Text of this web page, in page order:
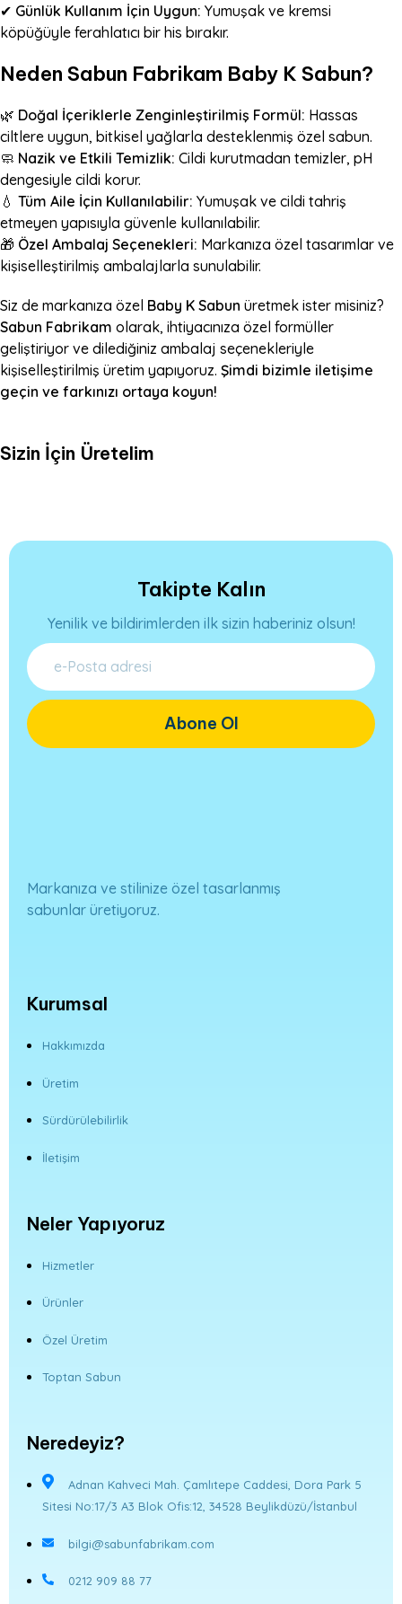
✔ Günlük Kullanım İçin Uygun: Yumuşak ve kremsi
köpüğüyle ferahlatıcı bir his bırakır.
Neden Sabun Fabrikam Baby K Sabun?
🌿 Doğal İçeriklerle Zenginleştirilmiş Formül: Hassas
ciltlere uygun, bitkisel yağlarla desteklenmiş özel sabun.
🧼 Nazik ve Etkili Temizlik: Cildi kurutmadan temizler, pH
dengesiyle cildi korur.
💧 Tüm Aile İçin Kullanılabilir: Yumuşak ve cildi tahriş
etmeyen yapısıyla güvenle kullanılabilir.
🎁 Özel Ambalaj Seçenekleri: Markanıza özel tasarımlar ve
kişiselleştirilmiş ambalajlarla sunulabilir.
Siz de markanıza özel Baby K Sabun üretmek ister misiniz?
Sabun Fabrikam olarak, ihtiyacınıza özel formüller
geliştiriyor ve dilediğiniz ambalaj seçenekleriyle
kişiselleştirilmiş üretim yapıyoruz. Şimdi bizimle iletişime
geçin ve farkınızı ortaya koyun!
Sizin İçin Üretelim
Takipte Kalın
Yenilik ve bildirimlerden ilk sizin haberiniz olsun!
Abone Ol
Markanıza ve stilinize özel tasarlanmış
sabunlar üretiyoruz.
Kurumsal
Hakkımızda
Üretim
Sürdürülebilirlik
İletişim
Neler Yapıyoruz
Hizmetler
Ürünler
Özel Üretim
Toptan Sabun
Neredeyiz?
Adnan Kahveci Mah. Çamlıtepe Caddesi, Dora Park 5
Sitesi No:17/3 A3 Blok Ofis:12, 34528 Beylikdüzü/İstanbul
bilgi@sabunfabrikam.com
0212 909 88 77